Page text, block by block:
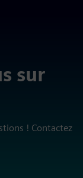
sur
! Contactez